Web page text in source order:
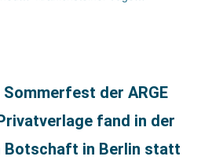
der ARGE
fand in der
Botschaft in Berlin statt